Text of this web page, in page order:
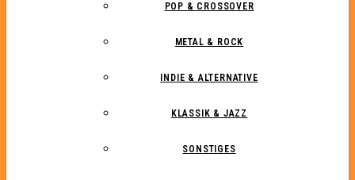
POP & CROSSOVER
METAL & ROCK
INDIE & ALTERNATIVE
KLASSIK & JAZZ
SONSTIGES